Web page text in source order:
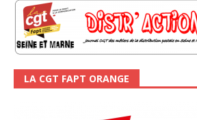
LA CGT FAPT ORANGE